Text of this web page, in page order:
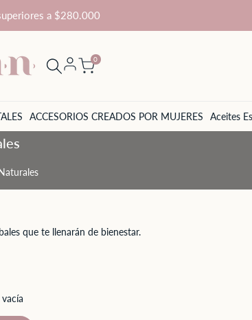
a $280.000
0
ACCESORIOS CREADOS POR MUJERES Aceites
que te llenarán de bienestar.